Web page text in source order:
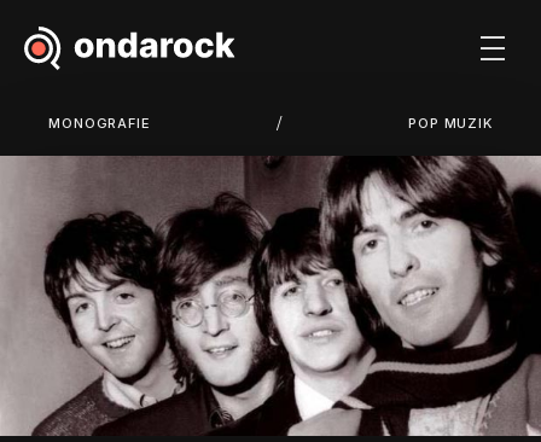
MONOGRAFIE / POP MUZIK